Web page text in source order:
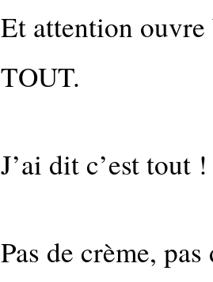
Et attention ouvre
TOUT.
J’ai dit c’est tout
Pas de crème,